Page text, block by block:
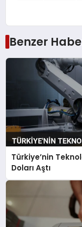
Benzer
Türkiye’nin
Doları Aştı